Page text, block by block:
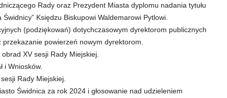
Rady oraz Prezydent Miasta dyplomu nadania tytułu
Świdnicy” Księdzu Biskupowi Waldemarowi Pytlowi.
(podziękowań) dotychczasowym dyrektorom publicznych
powierzeń nowym dyrektorom.
XV sesji Rady Miejskiej.
i Wniosków.
Rady Miejskiej.
Świdnica za rok 2024 i głosowanie nad udzieleniem